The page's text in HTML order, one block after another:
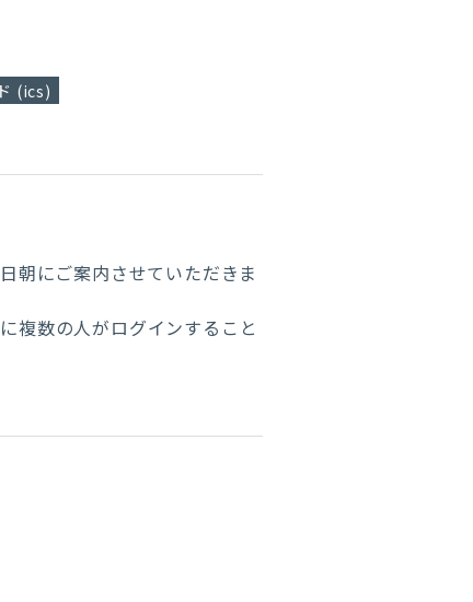
(ics)
朝にご案内させていただきま
複数の人がログインすること